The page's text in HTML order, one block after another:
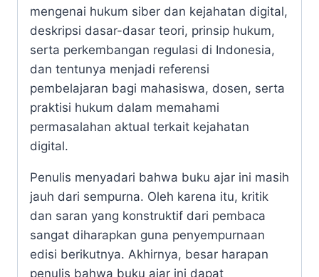
mengenai hukum siber dan kejahatan digital,
deskripsi dasar-dasar teori, prinsip hukum,
serta perkembangan regulasi di Indonesia,
dan tentunya menjadi referensi
pembelajaran bagi mahasiswa, dosen, serta
praktisi hukum dalam memahami
permasalahan aktual terkait kejahatan
digital.
Penulis menyadari bahwa buku ajar ini masih
jauh dari sempurna. Oleh karena itu, kritik
dan saran yang konstruktif dari pembaca
sangat diharapkan guna penyempurnaan
edisi berikutnya. Akhirnya, besar harapan
penulis bahwa buku ajar ini dapat